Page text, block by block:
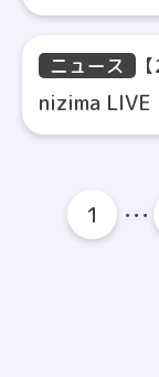
ニュース
nizima LIVE
1 ･･･